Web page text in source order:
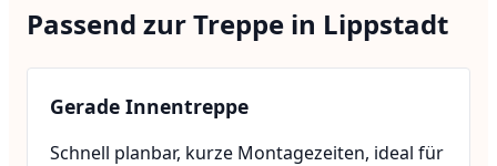
Passend zur Treppe in Lippstadt
Gerade Innentreppe
Schnell planbar, kurze Montagezeiten, ideal für